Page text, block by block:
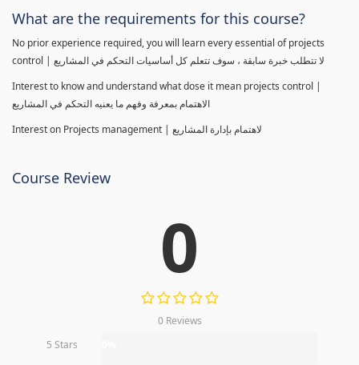
What are the requirements for this course?
No prior experience required, you will learn every essential of projects
control | لا تتطلب خبرة سابقة ، سوف تتعلم كل أساسيات التحكم في المشاريع
Interest to know and understand what dose it mean projects control |
الاهتمام بمعرفة وفهم ما يعنيه التحكم في المشاريع
Interest on Projects management | لاهتمام بإدارة المشاريع
Course Review
0
0 Reviews
5 Stars